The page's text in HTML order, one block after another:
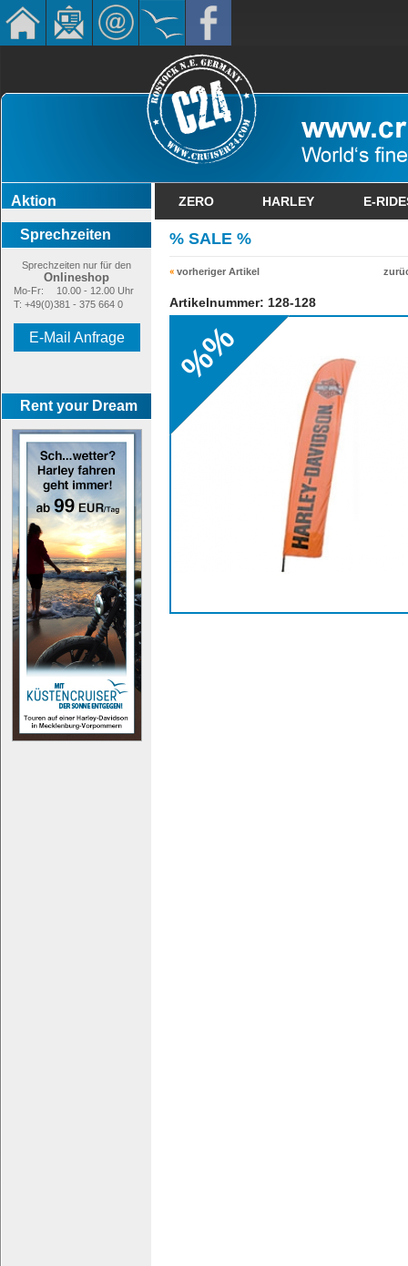
Aktion
Sprechzeiten
Sprechzeiten nur für den
Onlineshop
Mo-Fr:
10.00 - 12.00 Uhr
T: +49(0)381 - 375 664 0
E-Mail Anfrage
Rent your Dream
ZERO HARLEY E-
% SALE %
vorheriger Artikel
%%
Artikelnummer: 128-128